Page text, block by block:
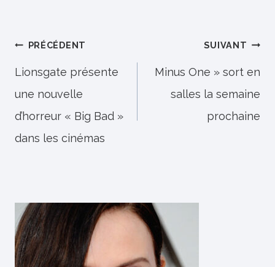
Navigation
de
l’article
PRÉCÉDENT
Lionsgate présente
une nouvelle
d’horreur « Big Bad »
dans les cinémas
SUIVANT
Minus One » sort en
salles la semaine
prochaine